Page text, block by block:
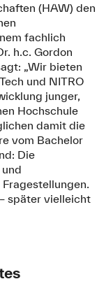
(HAW) den
fachlich
h.c. Gordon
„Wir bieten
und NITRO
junger,
Hochschule
damit die
vom Bachelor
Die
später vielleicht